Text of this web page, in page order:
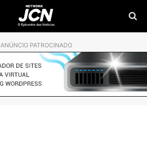
ANÚNCIO PATROCINADO